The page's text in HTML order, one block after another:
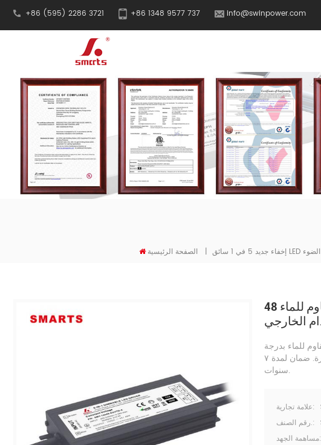
+86 (595) 2286 3721 +86 1348 9577 737 info@swinpower.com
الصفحة الرئيسية |
48 واط مقاوم للماء IP65 ترياك و 0 10 فولت قابل للتعتيم 12
بجهد ثابت وكفاءة تصل إلى ٨٠٪. يستخدم تبريدًا طبيعيًا للهواء لتبديد الحرارة. ضمان لمدة ٧
سنوات.
علامة تجارية:
رقم الصنف.:
مساهمة الجهد: